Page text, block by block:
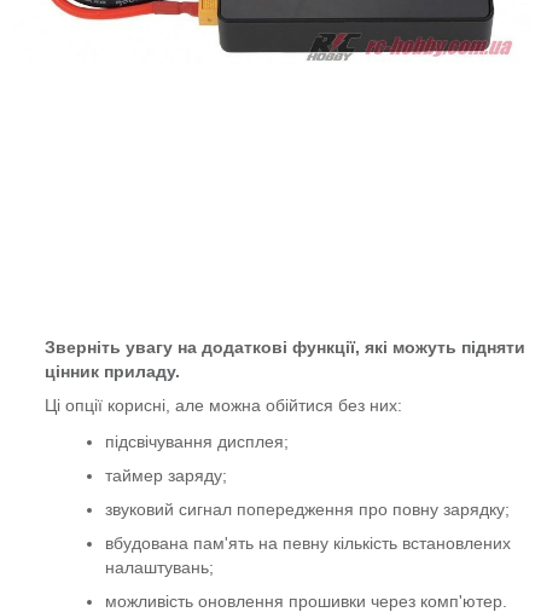
Зверніть увагу на додаткові функції, які можуть підняти
цінник приладу.
Ці опції корисні, але можна обійтися без них:
підсвічування дисплея;
таймер заряду;
звуковий сигнал попередження про повну зарядку;
вбудована пам'ять на певну кількість встановлених
налаштувань;
можливість оновлення прошивки через комп'ютер.